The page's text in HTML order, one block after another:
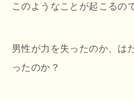
このようなことが起こるの
男性が力を失ったのか、は
ったのか？